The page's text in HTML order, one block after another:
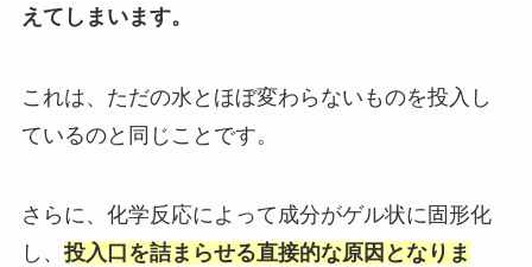
えてしまいます。
これは、ただの水とほぼ変わらないものを投入し
ているのと同じことです。
さらに、化学反応によって成分がゲル状に固形化
し、 投入口を詰まらせる直接的な原因となりま